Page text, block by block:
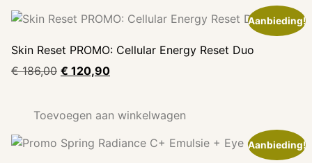
Aanbieding!
Skin Reset PROMO: Cellular Energy Reset Duo
€186,00 € 120,90
Toevoegen aan winkelwagen
Aanbieding!